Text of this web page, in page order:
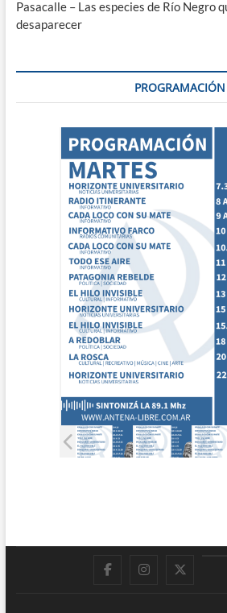
Pasacalle – Las especies de Río Negro
desaparecer
PROGRAMACIÓN
Facebook